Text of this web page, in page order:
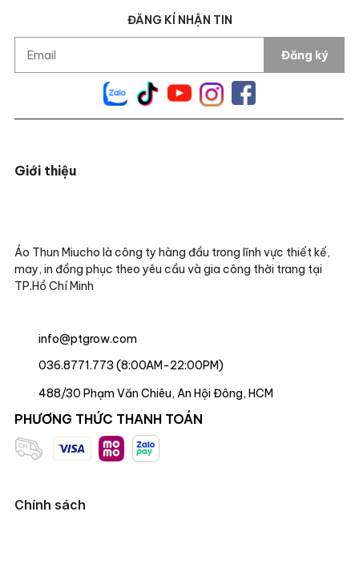
ĐĂNG KÍ NHẬN TIN
Đăng ký
Chính sách
Giới thiệu
Áo Thun Miucho là công ty hàng đầu trong lĩnh vực thiết kế,
may, in đồng phục theo yêu cầu và gia công thời trang tại
TP.Hồ Chí Minh
info@ptgrow.com
036.8771.773 (8:00AM-22:00PM)
488/30 Phạm Văn Chiêu, An Hội Đông, HCM
PHƯƠNG THỨC THANH TOÁN